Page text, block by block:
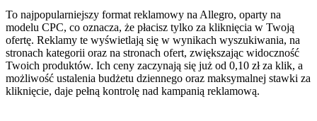
To najpopularniejszy format reklamowy na Allegro, oparty na
modelu CPC, co oznacza, że płacisz tylko za kliknięcia w Twoją
ofertę. Reklamy te wyświetlają się w wynikach wyszukiwania, na
stronach kategorii oraz na stronach ofert, zwiększając widoczność
Twoich produktów. Ich ceny zaczynają się już od 0,10 zł za klik, a
możliwość ustalenia budżetu dziennego oraz maksymalnej stawki za
kliknięcie, daje pełną kontrolę nad kampanią reklamową.